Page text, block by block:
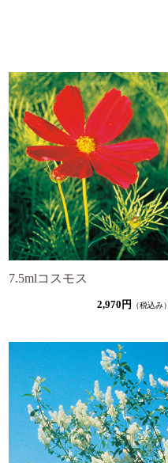
7.5mlコスモス
2,970円 （税込み）